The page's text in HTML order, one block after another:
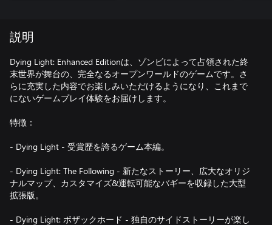
説明
Dying Light: Enhanced Editionは、ゾンビによって占領された終
末世界が舞台の、完全なるオープンワールドのゲームです。さ
らに充実した内容でお楽しみいただけるようになり、これまで
にないゲームプレイ体験をお届けします。
特徴：
- Dying Light - 受賞歴を誇るゲーム本編。
- Dying Light: The Following - 新たなストーリー、広大なオリジ
ナルマップ、カスタマイズ&運転可能なバギーを収録した大型
拡張版。
- Dying Light: ボザックホード - 独自のサイドストーリーが楽し